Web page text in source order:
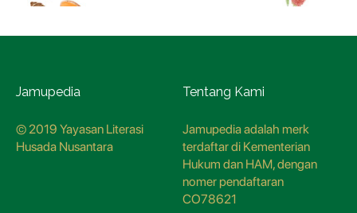
Jamupedia
© 2019 Yayasan Literasi
Husada Nusantara
Tentang Kami
Jamupedia adalah merk
terdaftar di Kementerian
Hukum dan HAM, dengan
nomer pendaftaran
CO78621